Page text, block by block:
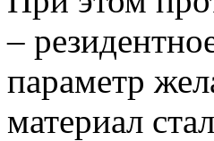
–
параметр
материал